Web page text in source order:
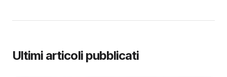
Ultimi articoli pubblicati